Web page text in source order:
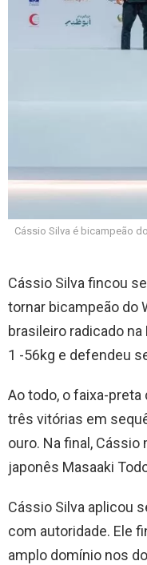
Cássio Silva é bicampeão
Cássio Silva fincou
tornar bicampeão do
brasileiro radicado
1 -56kg e defendeu
Ao todo, o faixa-
três vitórias em
ouro. Na final, Cássio
japonês Masaaki
Cássio Silva aplicou
com autoridade. Ele
amplo domínio nos